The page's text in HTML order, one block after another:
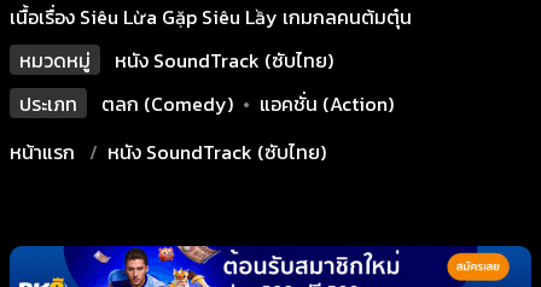
เนื้อเรื่อง Siêu Lừa Gặp Siêu Lầy เกมกลคนต้มตุ๋น
หมวดหมู่
หนัง SoundTrack (ซับไทย)
ประเภท
ตลก (Comedy) • แอคชั่น (Action)
หน้าแรก
หนัง SoundTrack (ซับไทย)